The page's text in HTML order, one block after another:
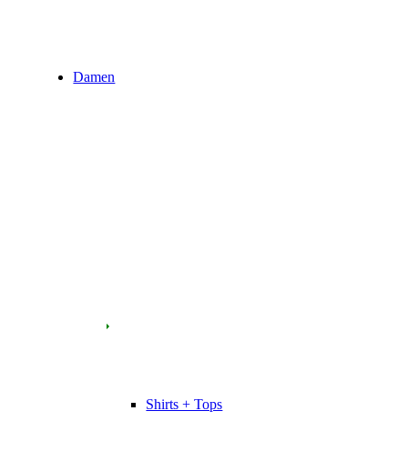
Damen
Shirts + Tops